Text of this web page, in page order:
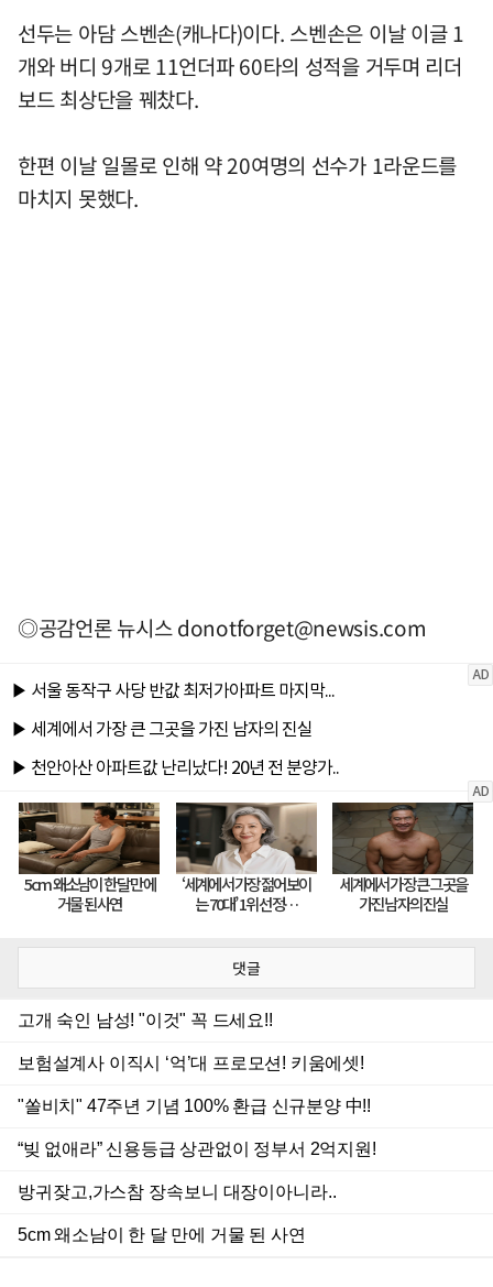
선두는 아담 스벤손(캐나다)이다. 스벤손은 이날 이글 1
개와 버디 9개로 11언더파 60타의 성적을 거두며 리더
보드 최상단을 꿰찼다.
한편 이날 일몰로 인해 약 20여명의 선수가 1라운드를
마치지 못했다.
◎공감언론 뉴시스donotforget@newsis.com
댓글